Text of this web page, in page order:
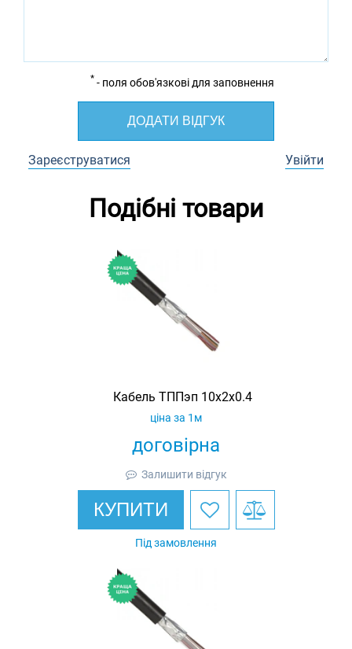
* - поля обов'язкові для заповнення
ДОДАТИ ВІДГУК
Зареєструватися Увійти
Подібні товари
Кабель ТППэп 10х2х0.4
договірна
ціна за 1м
Залишити відгук
КУПИТИ
Під замовлення